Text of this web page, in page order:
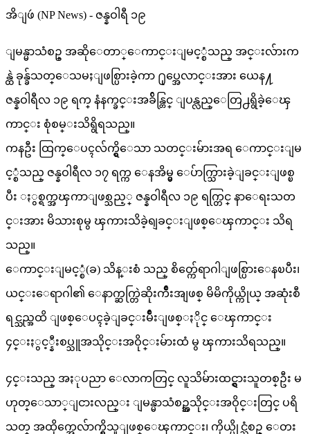
အိျဖဴ (NP News) - ဇန္နဝါရီ ၁၉
ျမန္မာသံစဥ္ အဆိုေတာ္ေကာင္းျမင့္စံသည္ အင္းလ်ားက
န္ထဲ ခုန္ခ်သတ္ေသမႈျဖစ္ပြားခဲ့ကာ ႐ုပ္အေလာင္းအား ယေန႔
ဇန္နဝါရီလ ၁၉ ရက္ နံနက္ခင္းအခ်ိန္တြင္ ျပန္လည္ေတြ႕ရွိခဲ့ေၾ
ကာင္း စုံစမ္းသိရွိရသည္။
ကနဦး ထြက္ေပၚလ်က္ရွိေသာ သတင္းမ်ားအရ ေကာင္းျမ
င့္စံသည္ ဇန္နဝါရီလ ၁၇ ရက္က ေနအိမ္မွ ေပ်ာက္သြားခဲ့ျခင္းျဖစ္ၿ
ပီး ႏွစ္ရက္အၾကာျဖစ္သည့္ ဇန္နဝါရီလ ၁၉ ရက္တြင္ နာေရးသတ
င္းအား မိသားစုမွ ၾကားသိခဲ့ရျခင္းျဖစ္ေၾကာင္း သိရ
သည္။
ေကာင္းျမင့္စံ(ခ) သိန္းစံ သည္ စိတ္က်ေရာဂါျဖစ္ပြားေနၿပီး၊
ယင္းေရာဂါ၏ ေနာက္ဆက္တြဲဆိုးက်ိဳးအျဖစ္ မိမိကိုယ္ကိုယ္ အဆုံးစီ
ရင္သည္အထိ ျဖစ္ေပၚခဲ့ျခင္းမ်ိဳးျဖစ္ႏိုင္ ေၾကာင္း
၄င္းႏွင့္နီးစပ္သူအသိုင္းအဝိုင္းမ်ားထံ မွ ၾကားသိရသည္။
၄င္းသည္ အႏုပညာ ေလာကတြင္ လူသိမ်ားထင္ရွားသူတစ္ဦး မ
ဟုတ္ေသာ္ျငားလည္း ျမန္မာသံစဥ္အသိုင္းအဝိုင္းတြင္ ပရိ
သတ္ အထိုက္အေလ်ာက္ရွိသူျဖစ္ေၾကာင္း၊ ကိုယ္ပိုင္သံစဥ္ ေတး